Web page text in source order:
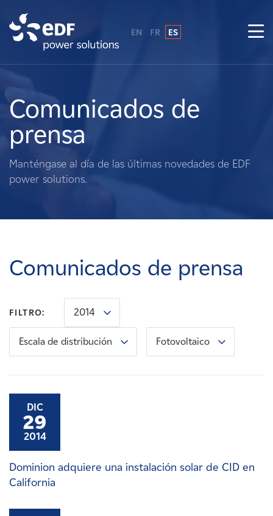
Sobre nosotros
Qué hacemos
Terratenientes
Carreras
Noticias
Contacte con
EN FR ES
Comunicados de
prensa
Manténgase al día de las últimas novedades de EDF
power solutions.
Comunicados de prensa
FILTRO: 2014
Escala de distribución Fotovoltaico
DIC
29
2014
Dominion adquiere una instalación solar de CID en
California